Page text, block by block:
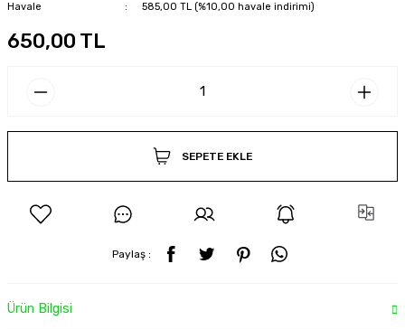
Havale
585,00 TL (%10,00 havale indirimi)
650,00 TL
SEPETE EKLE
Paylaş :
Ürün Bilgisi